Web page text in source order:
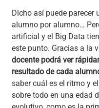
Dicho así puede parecer
alumno por alumno…
artificial y el Big Data
este punto. Gracias a la
docente podrá ver
resultado de cada
saber cuál es el ritmo y
sobre todo en una edad